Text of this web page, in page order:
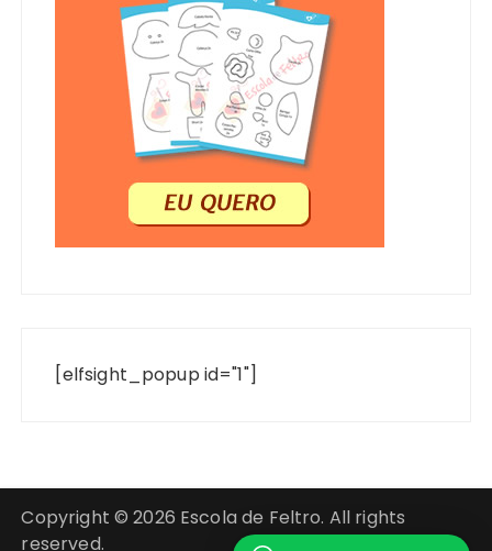
[elfsight_popup id="1"]
Copyright © 2026 Escola de Feltro. All rights
reserved.